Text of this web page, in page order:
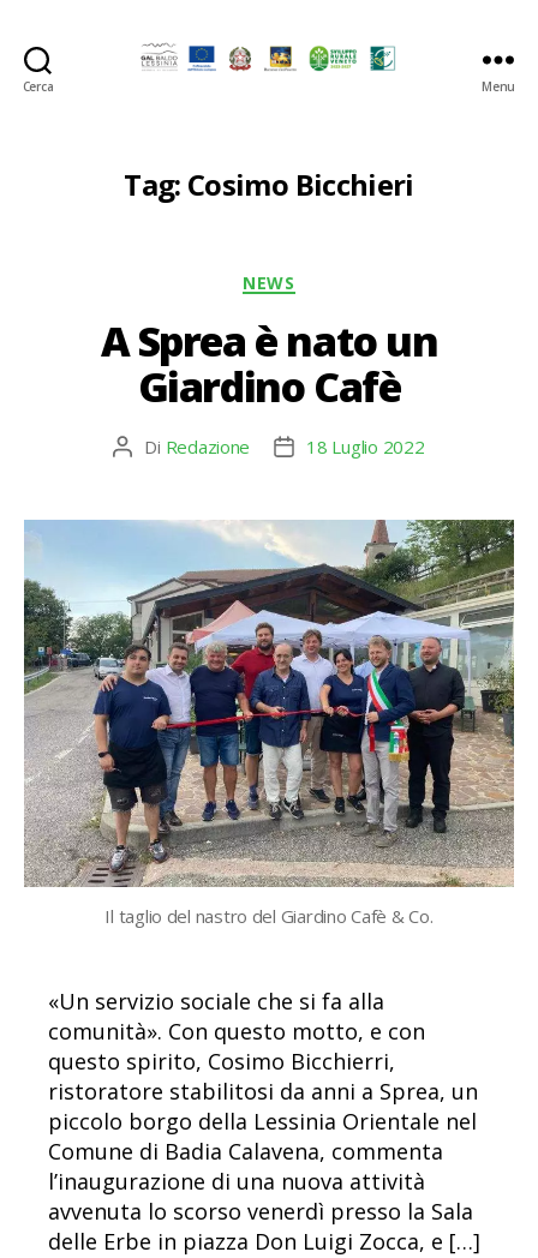
Cerca Menu
Tag: Cosimo Bicchieri
Categorie
NEWS
A Sprea è nato un
Giardino Cafè
Autore
Di Redazione
Data18 Luglio 2022
Il taglio del nastro del Giardino Cafè & Co.
«Un servizio sociale che si fa alla
comunità». Con questo motto, e con
questo spirito, Cosimo Bicchierri,
ristoratore stabilitosi da anni a Sprea, un
piccolo borgo della Lessinia Orientale nel
Comune di Badia Calavena, commenta
l’inaugurazione di una nuova attività
avvenuta lo scorso venerdì presso la Sala
delle Erbe in piazza Don Luigi Zocca, e […]